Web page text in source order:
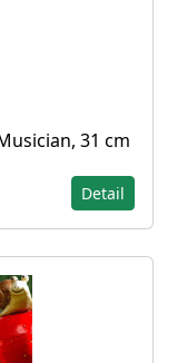
31 cm
Detail